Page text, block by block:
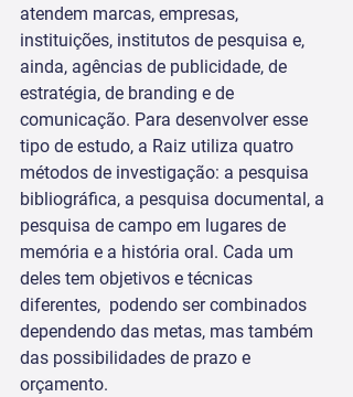
atendem marcas, empresas,
instituições, institutos de pesquisa e,
ainda, agências de publicidade, de
estratégia, de branding e de
comunicação. Para desenvolver esse
tipo de estudo, a Raiz utiliza quatro
métodos de investigação: a pesquisa
bibliográfica, a pesquisa documental, a
pesquisa de campo em lugares de
memória e a história oral. Cada um
deles tem objetivos e técnicas
diferentes,  podendo ser combinados
dependendo das metas, mas também
das possibilidades de prazo e
orçamento.